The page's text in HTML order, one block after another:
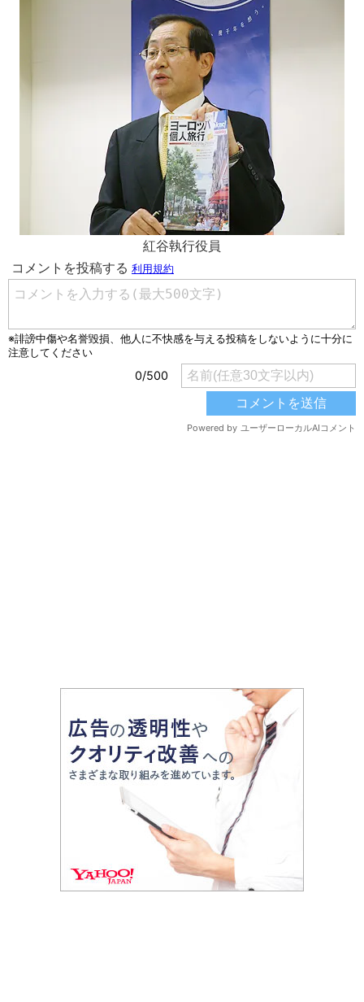
紅谷執行役員